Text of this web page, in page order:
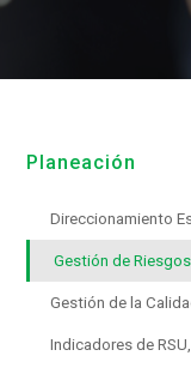
Planeación
Direccionamiento
Gestión de Riesgos
Gestión de la
Indicadores de